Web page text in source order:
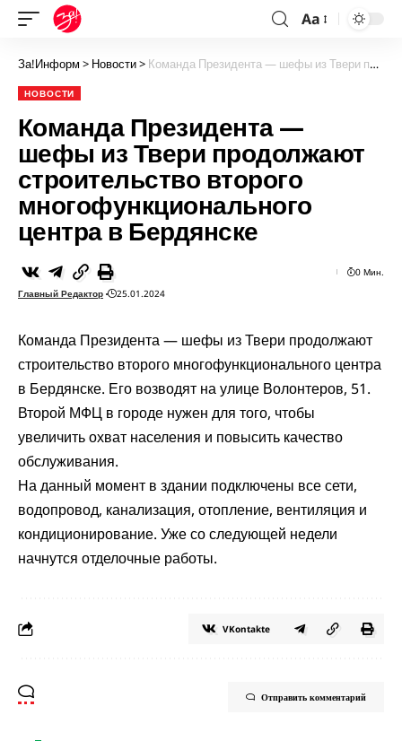
Aa
За!Информ > Новости> Команда Президента — шефы из Твери продолжают строительство второго многофункционального центра в Бердянске
НОВОСТИ
Команда Президента —
шефы из Твери продолжают
строительство второго
многофункционального
центра в Бердянске
Главный Редактор 25.01.2024
0 Мин.
Команда Президента — шефы из Твери продолжают
строительство второго многофункционального центра
в Бердянске. Его возводят на улице Волонтеров, 51.
Второй МФЦ в городе нужен для того, чтобы
увеличить охват населения и повысить качество
обслуживания.
На данный момент в здании подключены все сети,
водопровод, канализация, отопление, вентиляция и
кондиционирование. Уже со следующей недели
начнутся отделочные работы.
VKontakte
Отправить комментарий